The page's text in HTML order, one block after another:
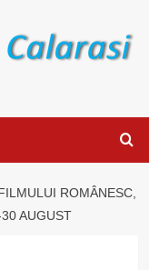
ROMÂNESC,
AUGUST